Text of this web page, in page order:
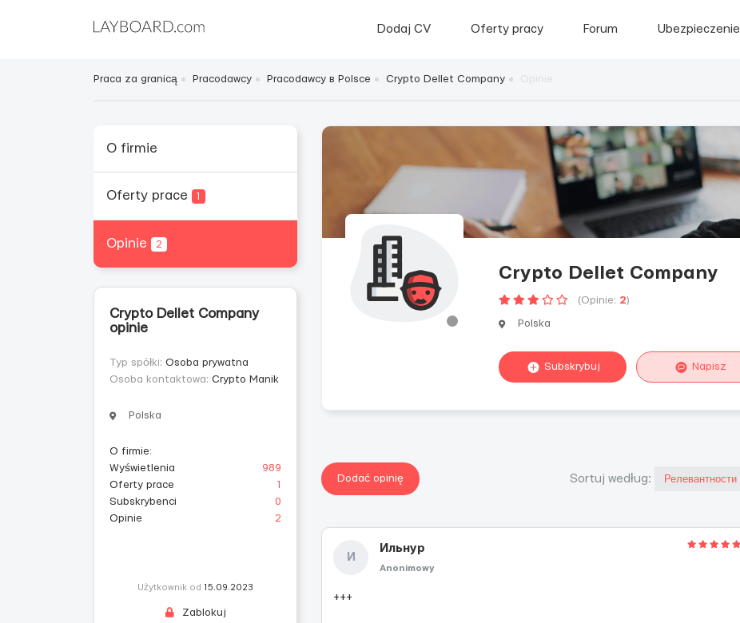
Dodaj CV Oferty pracy Forum Ubezpieczenie
Praca za granicą Pracodawcy Pracodawcy в Polsce Crypto Dellet Company
O firmie
Oferty prace 1
Opinie 2
Crypto Dellet Company
opinie
Typ spółki: Osoba prywatna
Osoba kontaktowa: Crypto Manik
Polska
O firmie:
Wyświetlenia
989
Oferty prace
1
Subskrybenci
0
Opinie
2
Użytkownik od 15.09.2023
Zablokuj
Crypto Dellet Company
(Opinie: 2)
Polska
Subskrybuj Napisz
Dodać opinię Sortuj według:
И
Ильнур
Anonimowy
+++